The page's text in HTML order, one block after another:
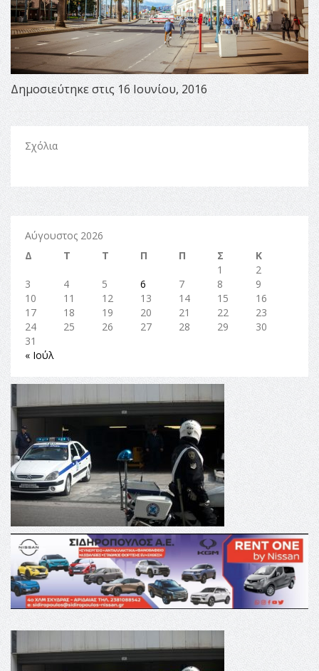
Δημοσιεύτηκε στις 16 Ιουνίου, 2016
Σχόλια
Αύγουστος 2026
Δ
Τ Τ Π Π Σ
Κ
1
2
3
4 5 6 7 8
9
10
11 12 13 14 15
16
17
18 19 20 21 22
23
24
25 26 27 28 29
30
31
« Ιούλ